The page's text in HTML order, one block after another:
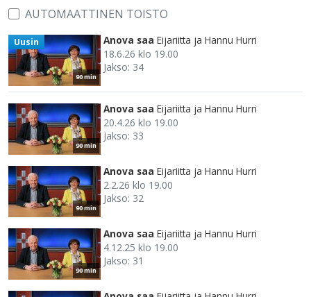
AUTOMAATTINEN TOISTO
90 min
Uusin Anova saa Eijariitta ja Hannu Hurri
18.6.26 klo 19.00
Jakso: 34
90 min
Anova saa Eijariitta ja Hannu Hurri
20.4.26 klo 19.00
Jakso: 33
90 min
Anova saa Eijariitta ja Hannu Hurri
2.2.26 klo 19.00
Jakso: 32
90 min
Anova saa Eijariitta ja Hannu Hurri
4.12.25 klo 19.00
Jakso: 31